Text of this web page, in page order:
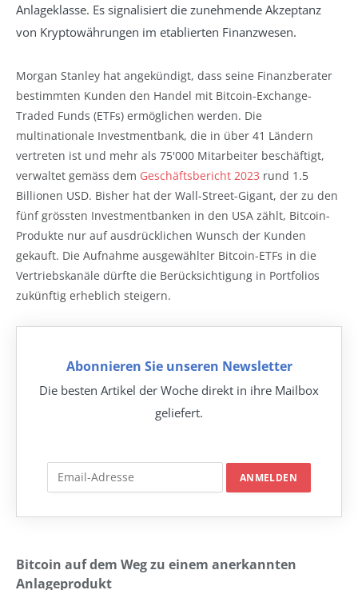
Anlageklasse. Es signalisiert die zunehmende Akzeptanz
von Kryptowährungen im etablierten Finanzwesen.
Morgan Stanley hat angekündigt, dass seine Finanzberater
bestimmten Kunden den Handel mit Bitcoin-Exchange-
Traded Funds (ETFs) ermöglichen werden. Die
multinationale Investmentbank, die in über 41 Ländern
vertreten ist und mehr als 75'000 Mitarbeiter beschäftigt,
verwaltet gemäss dem Geschäftsbericht 2023 rund 1.5
Billionen USD. Bisher hat der Wall-Street-Gigant, der zu den
fünf grössten Investmentbanken in den USA zählt, Bitcoin-
Produkte nur auf ausdrücklichen Wunsch der Kunden
gekauft. Die Aufnahme ausgewählter Bitcoin-ETFs in die
Vertriebskanäle dürfte die Berücksichtigung in Portfolios
zukünftig erheblich steigern.
Abonnieren Sie unseren Newsletter
Die besten Artikel der Woche direkt in ihre Mailbox
geliefert.
Bitcoin auf dem Weg zu einem anerkannten
Anlageprodukt